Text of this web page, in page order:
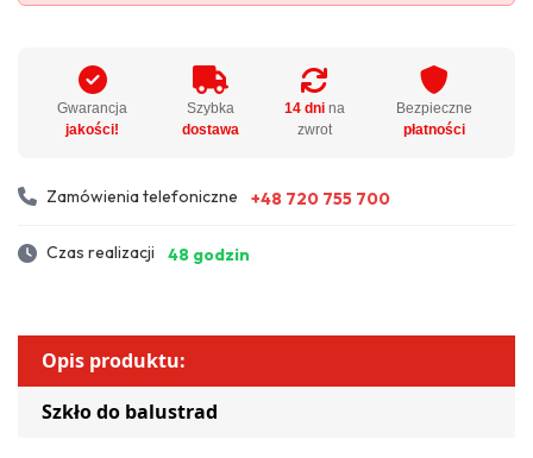
Gwarancja
jakości!
Szybka
dostawa
14 dnina
zwrot
Bezpieczne
płatności
Zamówienia telefoniczne +48 720 755 700
Czas realizacji 48 godzin
Opis produktu:
Szkło do balustrad